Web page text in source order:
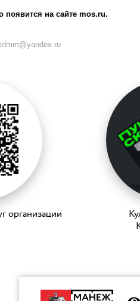
появится на сайте mos.ru.
организации